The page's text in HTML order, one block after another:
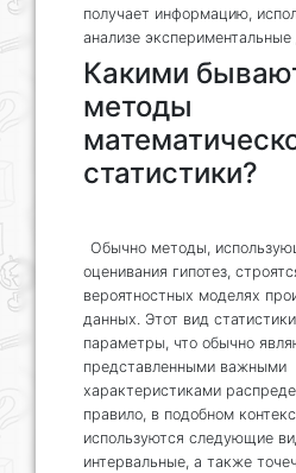
получает информацию,
анализе экспериментальные
Какими
методы
статистики?
Обычно методы,
оценивания гипотез,
вероятностных моделях
данных. Этот вид
параметры, что обычно
представленными важными
характеристиками
правило, в подобном
используются следующие
интервальные, а также